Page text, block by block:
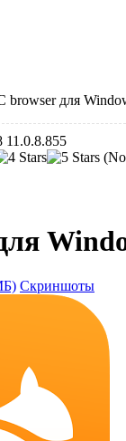
browser для
11.0.8.855
Скриншоты